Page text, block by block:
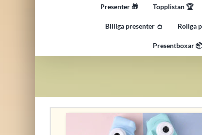
Presenter 🎁 Topplistan 🏆
Billiga presenter 👛 Roliga
Presentboxar